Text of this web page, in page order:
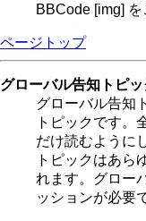
BBCode [img] を
ページトップ
グローバル告知トピッ
グローバル告知
トピックです。
だけ読むように
トピックはあら
れます。グロー
ッションが必要